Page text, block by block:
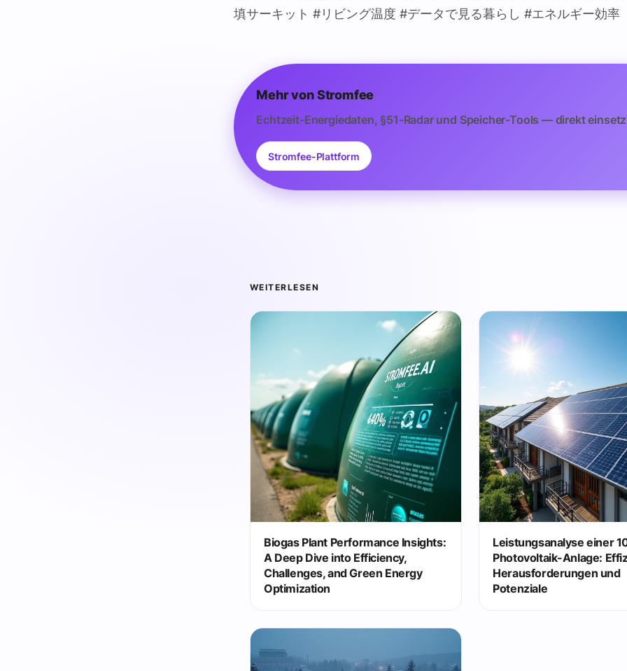
填サーキット #リビング温度 #データで見る暮らし #エネルギー効率
Mehr von Stromfee
Echtzeit-Energiedaten, §51-Radar und Speicher-Tools — direkt
Stromfee-Plattform
WEITERLESEN
Biogas Plant Performance Insights:
A Deep Dive into Efficiency,
Challenges, and Green Energy
Optimization
Leistungsanalyse einer
Photovoltaik-Anlage:
Herausforderungen und
Potenziale